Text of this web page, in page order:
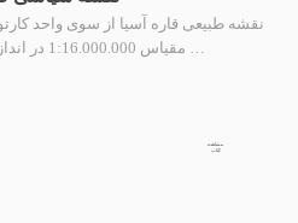
نقشه طبیعی قاره آسیا از سوی واحد
مقیاس 1:16.000.000 در اندازه 70*100 سانتی‌متر به …
مشاهده
کتاب